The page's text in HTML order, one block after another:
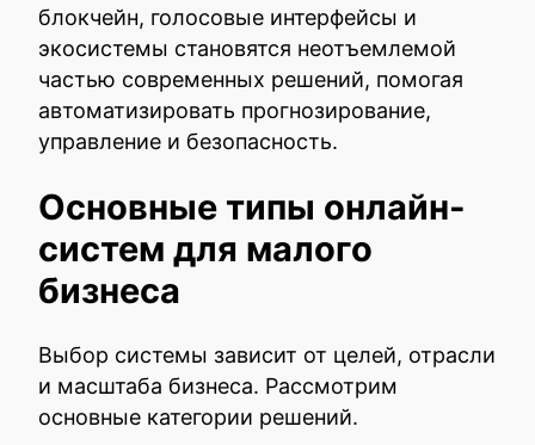
блокчейн, голосовые интерфейсы и
экосистемы становятся неотъемлемой
частью современных решений, помогая
автоматизировать прогнозирование,
управление и безопасность.
Основные типы онлайн-
систем для малого
бизнеса
Выбор системы зависит от целей, отрасли
и масштаба бизнеса. Рассмотрим
основные категории решений.